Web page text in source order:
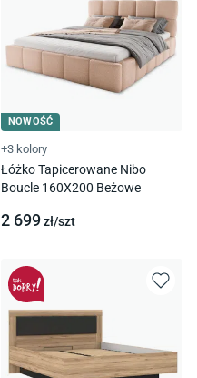
NOWOŚĆ
+3 kolory
Łóżko Tapicerowane Nibo
Boucle 160X200 Beżowe
2 699zł/szt